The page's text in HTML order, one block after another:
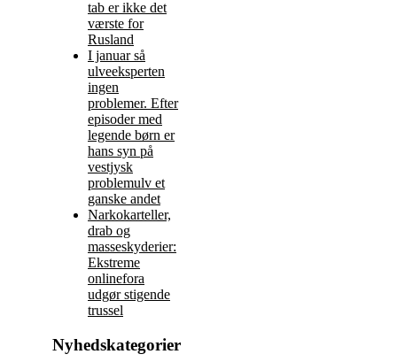
tab er ikke det
værste for
Rusland
I januar så
ulveeksperten
ingen
problemer. Efter
episoder med
legende børn er
hans syn på
vestjysk
problemulv et
ganske andet
Narkokarteller,
drab og
masseskyderier:
Ekstreme
onlinefora
udgør stigende
trussel
Nyhedskategorier